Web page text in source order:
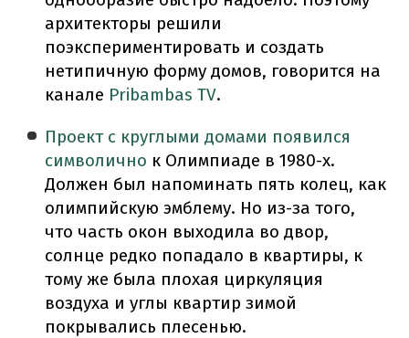
архитекторы решили
поэкспериментировать и создать
нетипичную форму домов, говорится на
канале Pribambas TV.
Проект с круглыми домами появился
символично к Олимпиаде в 1980-х.
Должен был напоминать пять колец, как
олимпийскую эмблему. Но из-за того,
что часть окон выходила во двор,
солнце редко попадало в квартиры, к
тому же была плохая циркуляция
воздуха и углы квартир зимой
покрывались плесенью.